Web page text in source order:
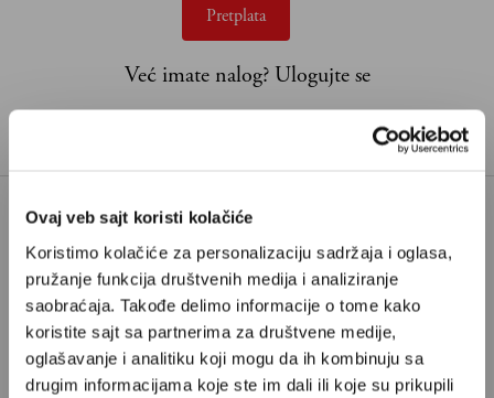
Ovaj veb sajt koristi kolačiće
Koristimo kolačiće za personalizaciju sadržaja i oglasa,
pružanje funkcija društvenih medija i analiziranje
saobraćaja. Takođe delimo informacije o tome kako
koristite sajt sa partnerima za društvene medije,
oglašavanje i analitiku koji mogu da ih kombinuju sa
drugim informacijama koje ste im dali ili koje su prikupili
Pretplata
Već imate nalog? Ulogujte se
Luka Lukić je novinar Nedeljnika i Velikih priča.
TAGOVI:
ĐANI INFANTINO FIFA
MUNDIJAL
PANINI
SLIČICE
SVETSKO PRVENSTVO U FUDBALU
TOPPS